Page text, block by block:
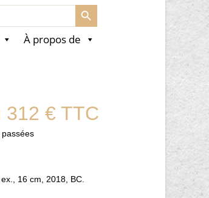
SEARCH BUTTON
À propos de
312 € TTC
passées
16 cm, 2018, BC.